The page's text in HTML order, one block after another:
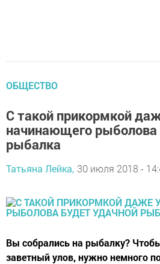
ОБЩЕСТВО
С такой прикормкой
начинающего рыболова
рыбалка
Татьяна Лейка, 30 июля 2018 -
Вы собрались на рыбалку?
заветный улов, нужно немного